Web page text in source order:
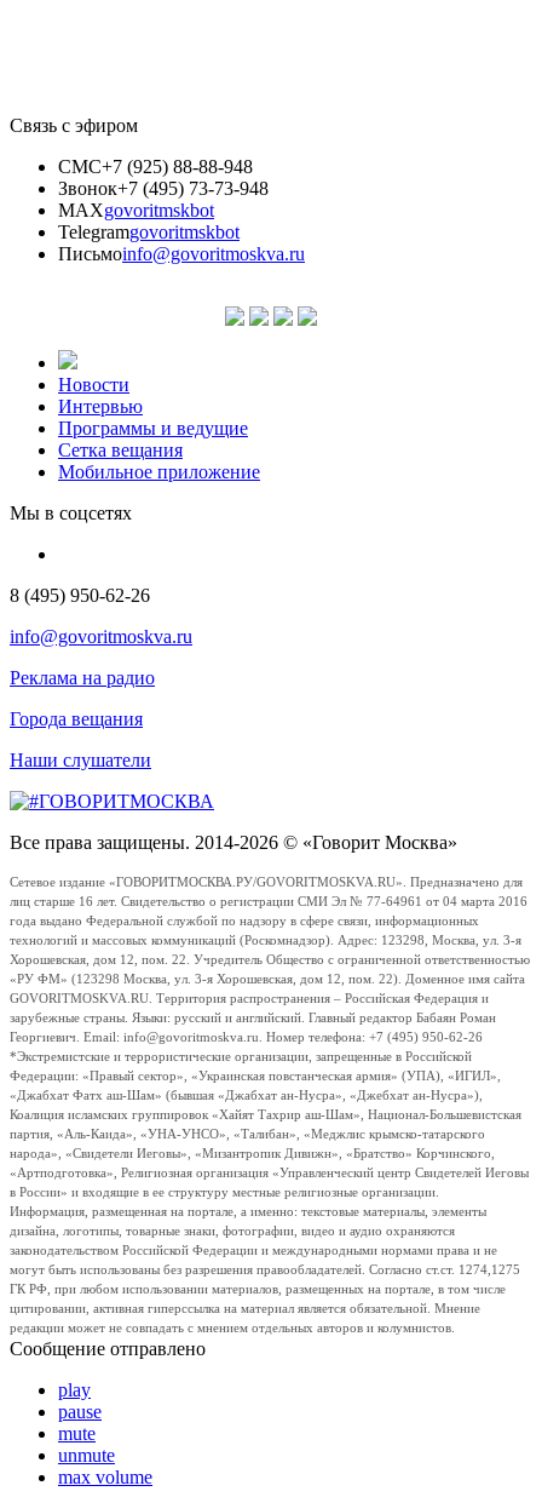
Связь с эфиром
СМС+7 (925) 88-88-948
Звонок+7 (495) 73-73-948
MAXgovoritmskbot
Telegramgovoritmskbot
Письмоinfo@govoritmoskva.ru
Новости
Интервью
Программы и ведущие
Сетка вещания
Мобильное приложение
Мы в соцсетях
8 (495) 950-62-26
info@govoritmoskva.ru
Реклама на радио
Города вещания
Наши слушатели
Все права защищены. 2014-2026 © «Говорит Москва»
Сетевое издание «ГОВОРИТМОСКВА.РУ/GOVORITMOSKVA.RU». Предназначено для
лиц старше 16 лет. Свидетельство о регистрации СМИ Эл № 77-64961 от 04 марта 2016
года выдано Федеральной службой по надзору в сфере связи, информационных
технологий и массовых коммуникаций (Роскомнадзор). Адрес: 123298, Москва, ул. 3-я
Хорошевская, дом 12, пом. 22. Учредитель Общество с ограниченной ответственностью
«РУ ФМ» (123298 Москва, ул. 3-я Хорошевская, дом 12, пом. 22). Доменное имя сайта
GOVORITMOSKVA.RU. Территория распространения – Российская Федерация и
зарубежные страны. Языки: русский и английский. Главный редактор Бабаян Роман
Георгиевич. Email: info@govoritmoskva.ru. Номер телефона: +7 (495) 950-62-26
*Экстремистские и террористические организации, запрещенные в Российской
Федерации: «Правый сектор», «Украинская повстанческая армия» (УПА), «ИГИЛ»,
«Джабхат Фатх аш-Шам» (бывшая «Джабхат ан-Нусра», «Джебхат ан-Нусра»),
Коалиция исламских группировок «Хайят Тахрир аш-Шам», Национал-Большевистская
партия, «Аль-Каида», «УНА-УНСО», «Талибан», «Меджлис крымско-татарского
народа», «Свидетели Иеговы», «Мизантропик Дивижн», «Братство» Корчинского,
«Артподготовка», Религиозная организация «Управленческий центр Свидетелей Иеговы
в России» и входящие в ее структуру местные религиозные организации.
Информация, размещенная на портале, а именно: текстовые материалы, элементы
дизайна, логотипы, товарные знаки, фотографии, видео и аудио охраняются
законодательством Российской Федерации и международными нормами права и не
могут быть использованы без разрешения правообладателей. Согласно ст.ст. 1274,1275
ГК РФ, при любом использовании материалов, размещенных на портале, в том числе
цитировании, активная гиперссылка на материал является обязательной. Мнение
редакции может не совпадать с мнением отдельных авторов и колумнистов.
Сообщение отправлено
play
pause
mute
unmute
max volume